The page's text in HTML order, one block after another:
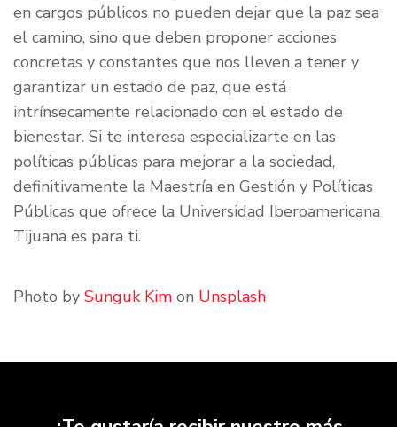
en cargos públicos no pueden dejar que la paz sea
el camino, sino que deben proponer acciones
concretas y constantes que nos lleven a tener y
garantizar un estado de paz, que está
intrínsecamente relacionado con el estado de
bienestar. Si te interesa especializarte en las
políticas públicas para mejorar a la sociedad,
definitivamente la Maestría en Gestión y Políticas
Públicas que ofrece la Universidad Iberoamericana
Tijuana es para ti.
Photo by Sunguk Kim on Unsplash